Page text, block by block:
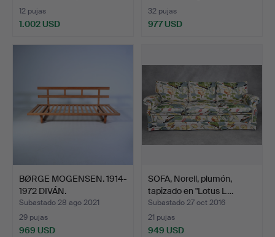
12 pujas
1.002 USD
32 pujas
977 USD
BØRGE MOGENSEN. 1914-
1972 DIVÁN.
Subastado 28 ago 2021
29 pujas
969 USD
SOFA, Norell, plumón,
tapizado en "Lotus L…
Subastado 27 oct 2016
21 pujas
949 USD